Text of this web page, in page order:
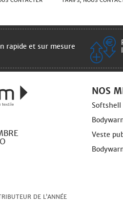
rapide et sur mesure
DE L’ANNÉE
NOS
Softshell
Veste